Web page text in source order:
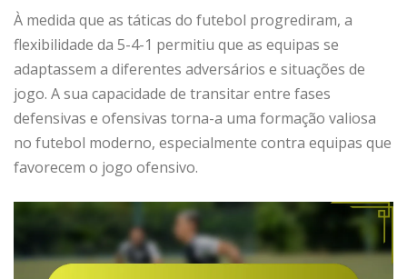
À medida que as táticas do futebol progrediram, a
flexibilidade da 5-4-1 permitiu que as equipas se
adaptassem a diferentes adversários e situações de
jogo. A sua capacidade de transitar entre fases
defensivas e ofensivas torna-a uma formação valiosa
no futebol moderno, especialmente contra equipas que
favorecem o jogo ofensivo.